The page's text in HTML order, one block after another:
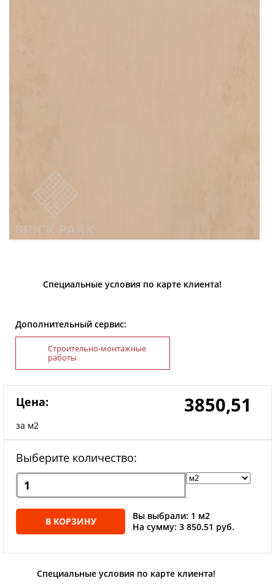
Специальные условия по карте клиента!
Дополнительный сервис:
Строительно-монтажные
работы
Цена:
за м2
3850,51
Выберите количество:
В КОРЗИНУ
Вы выбрали: 1 м2
На сумму: 3 850.51 руб.
Специальные условия по карте клиента!